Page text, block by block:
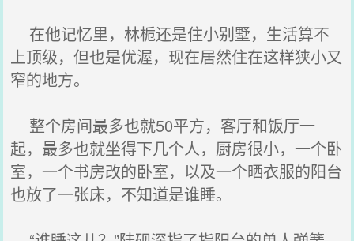
在他记忆里，林栀还是住小别墅，生活算不
上顶级，但也是优渥，现在居然住在这样狭小又
窄的地方。
整个房间最多也就50平方，客厅和饭厅一
起，最多也就坐得下几个人，厨房很小，一个卧
室，一个书房改的卧室，以及一个晒衣服的阳台
也放了一张床，不知道是谁睡。